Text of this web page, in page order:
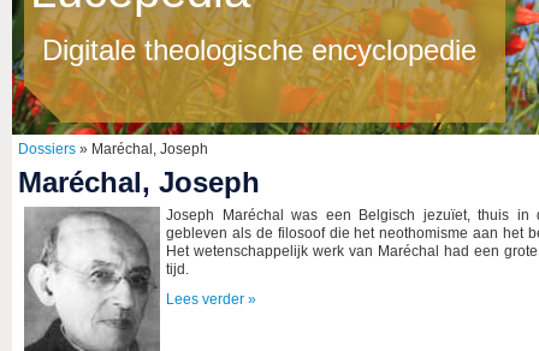
Digitale theologische encyclopedie
Dossiers » Maréchal, Joseph
Maréchal, Joseph
Joseph Maréchal was een Belgisch jezuïet, thuis
gebleven als de filosoof die het neothomisme aan het
Het wetenschappelijk werk van Maréchal had een
tijd.
Lees verder »